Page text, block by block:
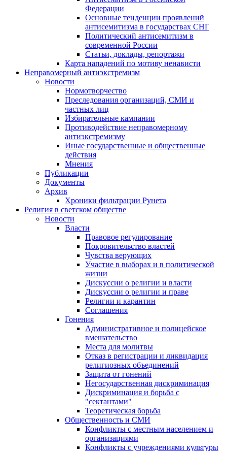
Федерации
Основные тенденции проявлений
антисемитизма в государствах СНГ
Политический антисемитизм в
современной России
Статьи, доклады, репортажи
Карта нападений по мотиву ненависти
Неправомерный антиэкстремизм
Новости
Нормотворчество
Преследования организаций, СМИ и
частных лиц
Избирательные кампании
Противодействие неправомерному
антиэкстремизму
Иные государственные и общественные
действия
Мнения
Публикации
Документы
Архив
Хроники фильтрации Рунета
Религия в светском обществе
Новости
Власти
Правовое регулирование
Покровительство властей
Чувства верующих
Участие в выборах и в политической
жизни
Дискуссии о религии и власти
Дискуссии о религии и праве
Религии и карантин
Соглашения
Гонения
Административное и полицейское
вмешательство
Места для молитвы
Отказ в регистрации и ликвидация
религиозных объединений
Защита от гонений
Негосударственная дискриминация
Дискриминация и борьба с
"сектантами"
Теоретическая борьба
Общественность и СМИ
Конфликты с местным населением и
организациями
Конфликты с учреждениями культуры